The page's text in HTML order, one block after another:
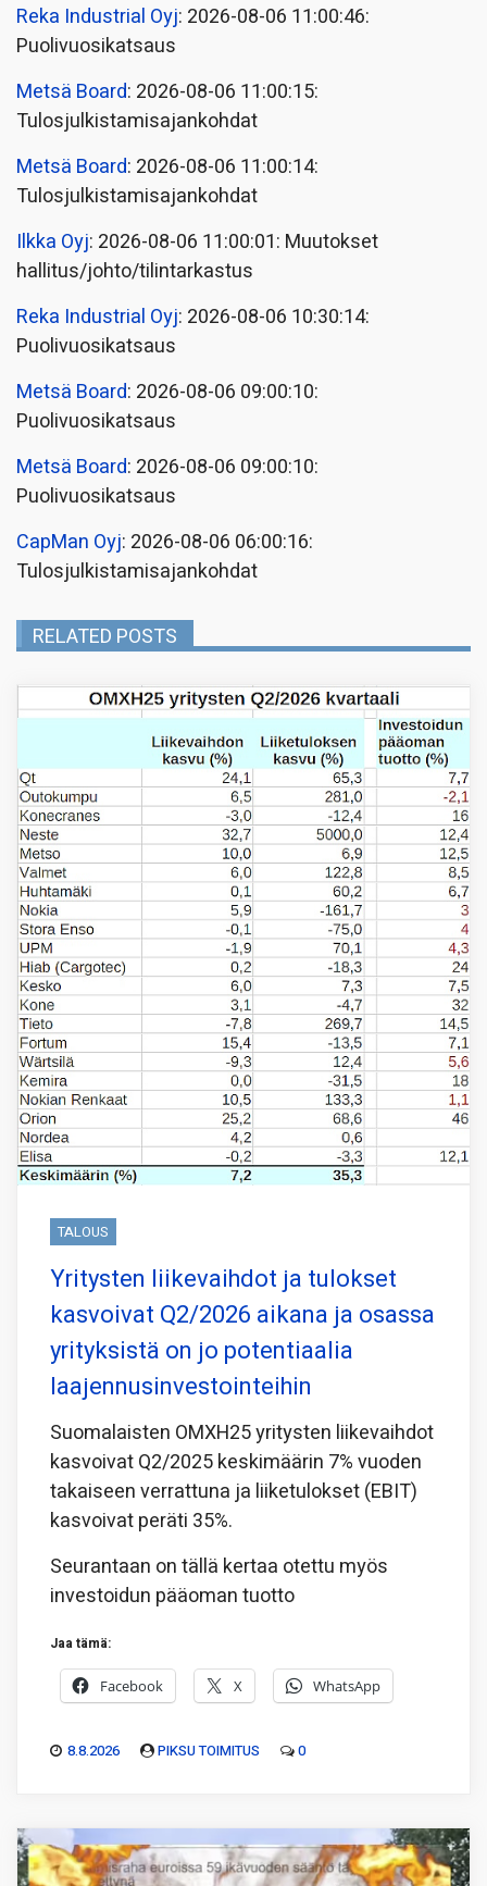
Reka Industrial Oyj: 2026-08-06 11:00:46:
Puolivuosikatsaus
Metsä Board: 2026-08-06 11:00:15:
Tulosjulkistamisajankohdat
Metsä Board: 2026-08-06 11:00:14:
Tulosjulkistamisajankohdat
Ilkka Oyj: 2026-08-06 11:00:01: Muutokset
hallitus/johto/tilintarkastus
Reka Industrial Oyj: 2026-08-06 10:30:14:
Puolivuosikatsaus
Metsä Board: 2026-08-06 09:00:10:
Puolivuosikatsaus
Metsä Board: 2026-08-06 09:00:10:
Puolivuosikatsaus
CapMan Oyj: 2026-08-06 06:00:16:
Tulosjulkistamisajankohdat
RELATED POSTS
TALOUS
Yritysten liikevaihdot ja tulokset
kasvoivat Q2/2026 aikana ja osassa
yrityksistä on jo potentiaalia
laajennusinvestointeihin
Suomalaisten OMXH25 yritysten liikevaihdot
kasvoivat Q2/2025 keskimäärin 7% vuoden
takaiseen verrattuna ja liiketulokset (EBIT)
kasvoivat peräti 35%.
Seurantaan on tällä kertaa otettu myös
investoidun pääoman tuotto
Jaa tämä:
Facebook X WhatsApp
8.8.2026 PIKSU TOIMITUS 0